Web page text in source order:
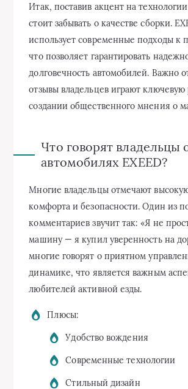
Итак, поставив акцент на
стоит забывать о качестве сборки.
использует современные подходы к
что позволяет гарантировать
долговечность автомобилей. Важно
отзывы владельцев играют ключевую
создании общественного мнения о
Что говорят владельцы
автомобилях EXEED?
Многие владельцы отмечают
комфорта и безопасности. Один из
комментариев звучит так: «Я не
машину — я купил уверенность на
многие говорят о приятном
динамике, что является важным
любителей активной езды.
Плюсы:
Удобство вождения
Современные технологии
Стильный дизайн